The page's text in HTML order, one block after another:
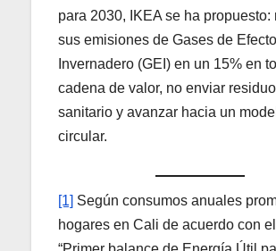
para 2030, IKEA se ha propuesto:
sus emisiones de Gases de Efecto
Invernadero (GEI) en un 15% en
cadena de valor, no enviar
sanitario y avanzar hacia un
circular.
[1] Según consumos anuales
hogares en Cali de acuerdo con